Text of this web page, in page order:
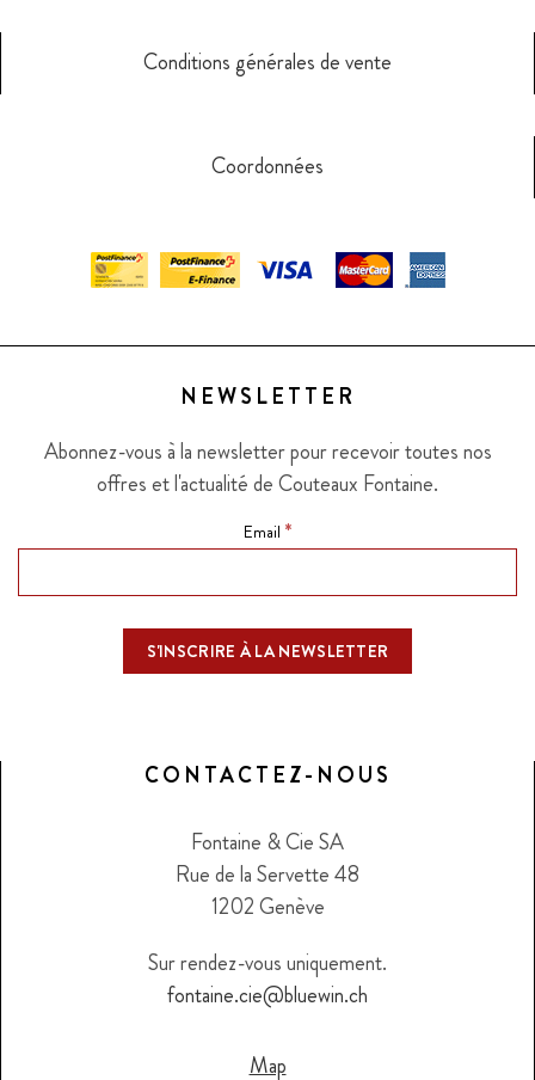
Conditions générales de vente
Coordonnées
NEWSLETTER
Abonnez-vous à la newsletter pour recevoir toutes nos
offres et l'actualité de Couteaux Fontaine.
Email *
CONTACTEZ-NOUS
Fontaine & Cie SA
Rue de la Servette 48
1202 Genève
Sur rendez-vous uniquement.
fontaine.cie@bluewin.ch
Map